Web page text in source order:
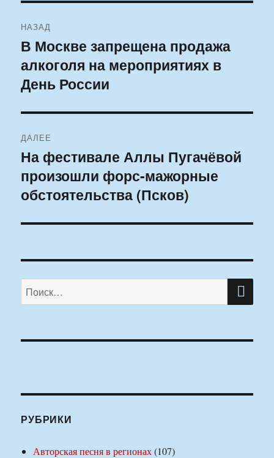
по
записям
НАЗАД
Предыдущая
запись:
В Москве запрещена продажа
алкоголя на мероприятиях в
День России
ДАЛЕЕ
Следующая
запись:
На фестивале Аллы Пугачёвой
произошли форс-мажорные
обстоятельства (Псков)
Искать:
РУБРИКИ
Авторская песня в регионах(107)